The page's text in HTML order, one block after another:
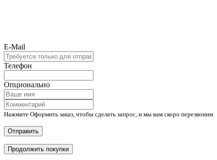
E-Mail
Телефон
Опционально
Нажмите Оформить заказ, чтобы сделать запрос, и мы вам скоро перезвоним
Отправить
Продолжить покупки